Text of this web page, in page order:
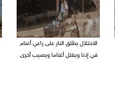
الاحتلال يطلق النار على راعي أغنام
في إذنا ويقتل أغناما ويصيب أخرى